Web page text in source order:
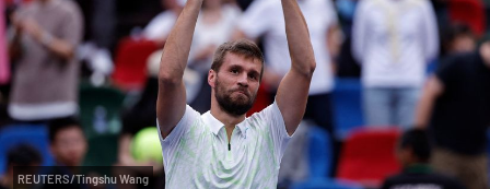
REUTERS/Tingshu Wang